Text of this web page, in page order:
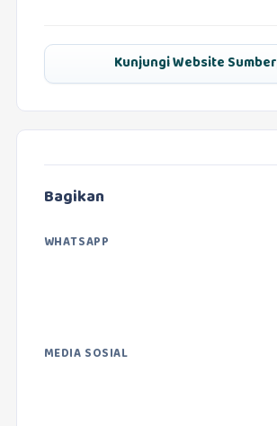
Kunjungi Website Sumber
Bagikan
WHATSAPP
MEDIA SOSIAL